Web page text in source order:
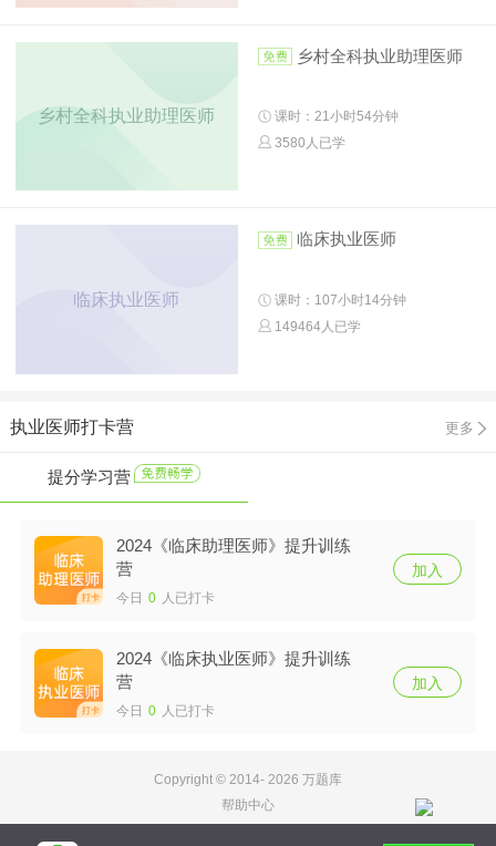
乡村全科执业助理医师
乡村全科执业助理医师
课时：21小时54分钟
3580人已学
临床执业医师
临床执业医师
课时：107小时14分钟
149464人已学
执业医师打卡营 更多
提分学习营
2024《临床助理医师》提升训练
营
今日 0 人已打卡
加入
2024《临床执业医师》提升训练
营
今日 0 人已打卡
加入
Copyright © 2014- 2026 万题库
帮助中心